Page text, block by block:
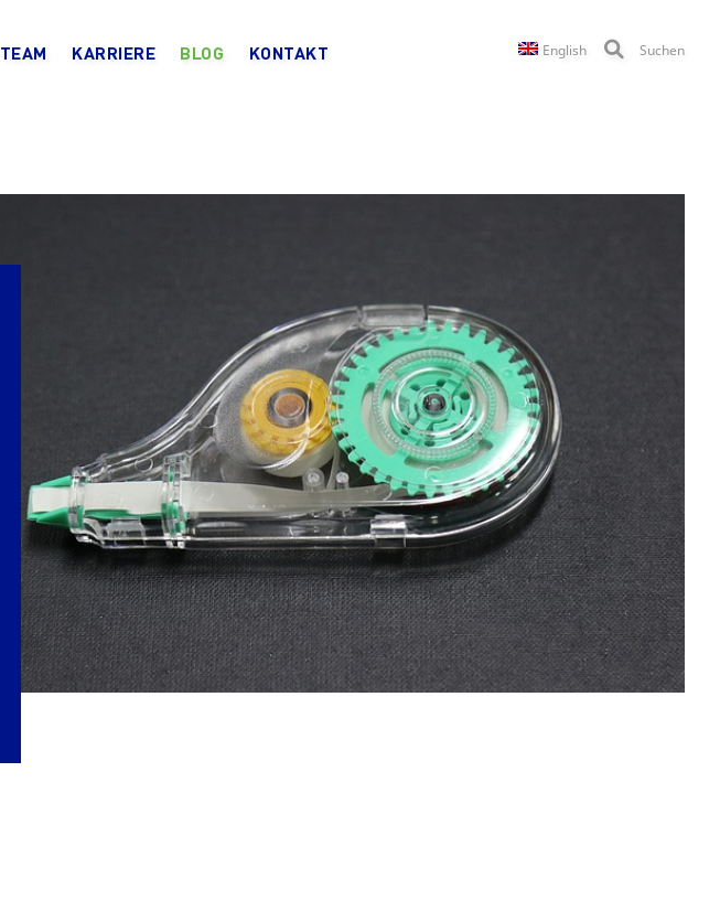
TEAM KARRIERE BLOG KONTAKT English Suchen